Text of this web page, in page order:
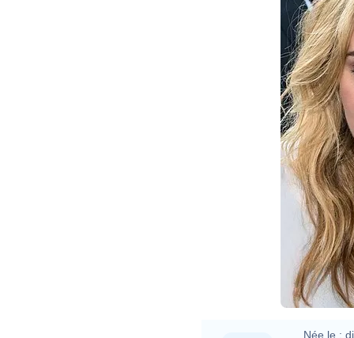
Née le :